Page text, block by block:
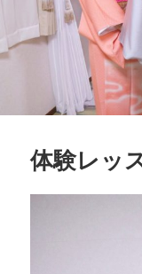
体験レッ